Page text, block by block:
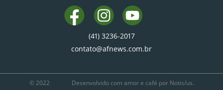
(41) 3236-2017
contato@afnews.com.br
© 2022 Desenvolvido com amor e café por Notis/us.